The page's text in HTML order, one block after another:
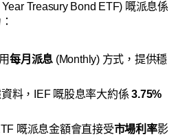
Treasury Bond ETF) 嘅派息係
每月派息 (Monthly) 方式，提供穩
料，IEF 嘅股息率大約係3.75%
嘅派息金額會直接受市場利率影